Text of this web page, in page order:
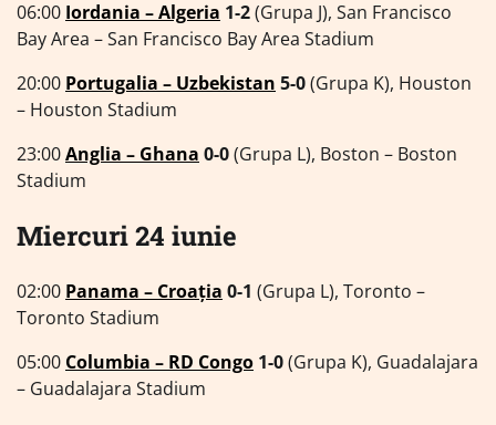
06:00 Iordania – Algeria 1-2(Grupa J), San Francisco
Bay Area – San Francisco Bay Area Stadium
20:00 Portugalia – Uzbekistan 5-0(Grupa K), Houston
– Houston Stadium
23:00Anglia – Ghana 0-0(Grupa L), Boston – Boston
Stadium
Miercuri 24 iunie
02:00 Panama – Croația 0-1 (Grupa L), Toronto –
Toronto Stadium
05:00 Columbia – RD Congo 1-0(Grupa K), Guadalajara
– Guadalajara Stadium